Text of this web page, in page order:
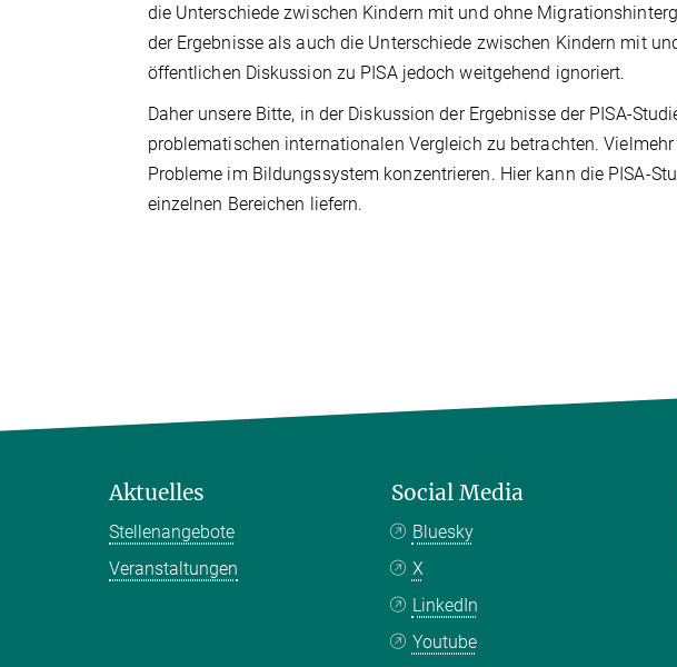
die Unterschiede zwischen Kindern mit und ohne
der Ergebnisse als auch die Unterschiede zwischen Kindern mit
öffentlichen Diskussion zu PISA jedoch weitgehend ignoriert.
Daher unsere Bitte, in der Diskussion der Ergebnisse der PISA-
problematischen internationalen Vergleich zu betrachten.
Probleme im Bildungssystem konzentrieren. Hier kann die PISA-
einzelnen Bereichen liefern.
Aktuelles
Stellenangebote
Veranstaltungen
Social Media
Bluesky
X
LinkedIn
Youtube